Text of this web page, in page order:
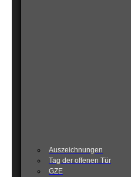
Auszeichnungen
Tag der offenen Tür
GZE